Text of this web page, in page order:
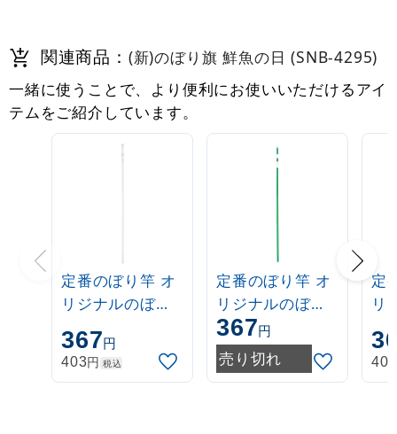
関連商品： (新)のぼり旗 鮮魚の日 (SNB-4295)
一緒に使うことで、より便利にお使いいただけるアイ
テムをご紹介しています。
定番のぼり竿 オ
リジナルのぼり
ポール 1.6～3m
伸縮式 白
(30537***)
367円
403円 税込
定番のぼり竿 オ
リジナルのぼり
ポール 1.6～3m
伸縮式 緑
(30537GRN)
367円
売り切れ
定
リ
ポ
伸
403